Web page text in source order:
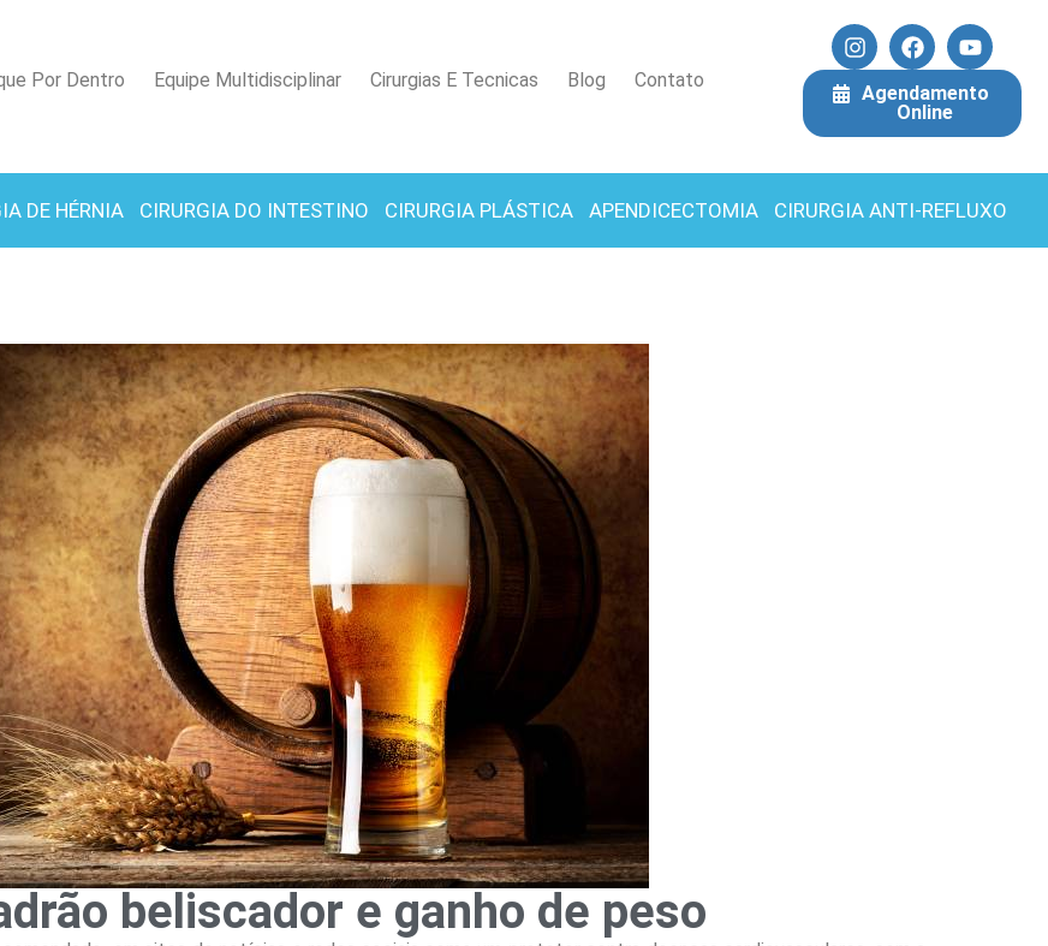
Agendamento
Online
Por Dentro Equipe Multidisciplinar Cirurgias E Tecnicas Blog Contato
DE HÉRNIA CIRURGIA DO INTESTINO CIRURGIA PLÁSTICA APENDICECTOMIA CIRURGIA ANTI-REFLUXO
beliscador e ganho de peso